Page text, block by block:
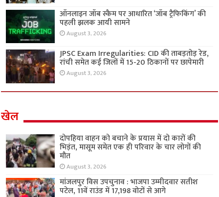
ऑनलाइन जॉब स्कैम पर आधारित ‘जॉब ट्रैफिकिंग’ की
पहली झलक आयी सामने
August 3, 2026
JPSC Exam Irregularities: CID की ताबड़तोड़ रेड,
रांची समेत कई जिलों में 15-20 ठिकानों पर छापेमारी
August 3, 2026
खेल
दोपहिया वाहन को बचाने के प्रयास में दो कारों की
भिड़ंत, मासूम समेत एक ही परिवार के चार लोगों की
मौत
August 3, 2026
मांजलपुर विस उपचुनाव : भाजपा उम्मीदवार सतीश
पटेल, 11वें राउंड में 17,198 वोटों से आगे